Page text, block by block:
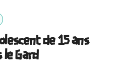
de 15 ans
le Gard